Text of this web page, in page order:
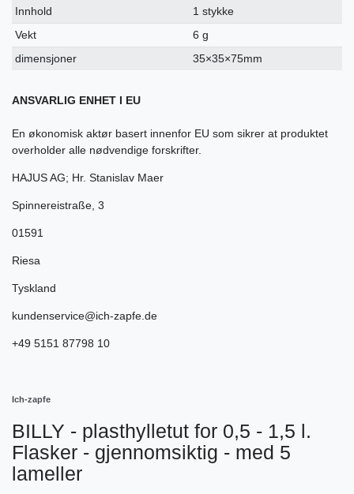
Innhold
1 stykke
Vekt
6 g
dimensjoner
35×35×75mm
ANSVARLIG ENHET I EU
En økonomisk aktør basert innenfor EU som sikrer at produktet
overholder alle nødvendige forskrifter.
HAJUS AG; Hr. Stanislav Maer
Spinnereistraße 3
01591
Riesa
Tyskland
kundenservice@ich-zapfe.de
+49 5151 87798 10
Ich-zapfe
BILLY - plasthylletut for 0,5 - 1,5 l.
Flasker - gjennomsiktig - med 5
lameller